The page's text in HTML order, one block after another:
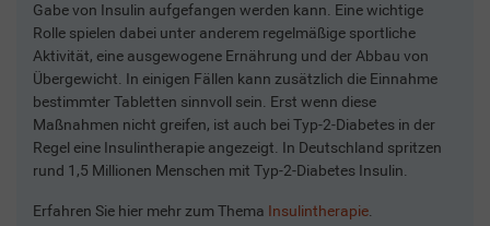
Gabe von Insulin aufgefangen werden kann. Eine wichtige
Rolle spielen dabei unter anderem regelmäßige sportliche
Aktivität, eine ausgewogene Ernährung und der Abbau von
Übergewicht. In einigen Fällen kann zusätzlich die Einnahme
bestimmter Tabletten sinnvoll sein. Erst wenn diese
Maßnahmen nicht greifen, ist auch bei Typ-2-Diabetes in der
Regel eine Insulintherapie angezeigt. In Deutschland spritzen
rund 1,5 Millionen Menschen mit Typ-2-Diabetes Insulin.
Erfahren Sie hier mehr zum Thema Insulintherapie.